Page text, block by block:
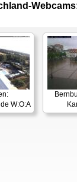
W:O:A